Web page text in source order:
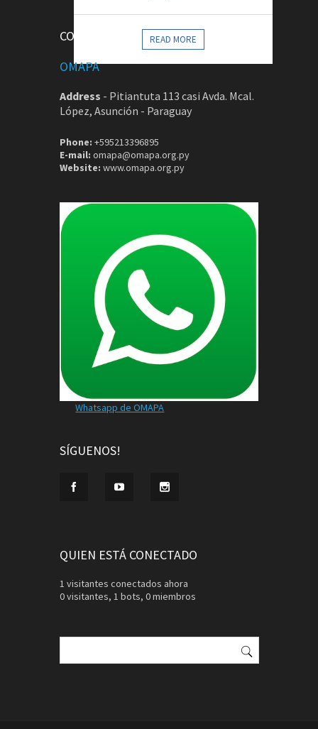
READ MORE
CONTACTOS
OMAPA
Address - Pitiantuta 113 casi Avda. Mcal.
López, Asunción - Paraguay
Phone: +595213396895
E-mail: omapa@omapa.org.py
Website: www.omapa.org.py
Whatsapp de OMAPA
SÍGUENOS!
QUIEN ESTÁ CONECTADO
1 visitantes conectados ahora
0 visitantes, 1 bots, 0 miembros
Buscar: